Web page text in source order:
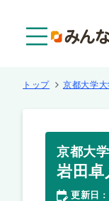
トップ 京都大学
京都大
岩田
更新日 ：